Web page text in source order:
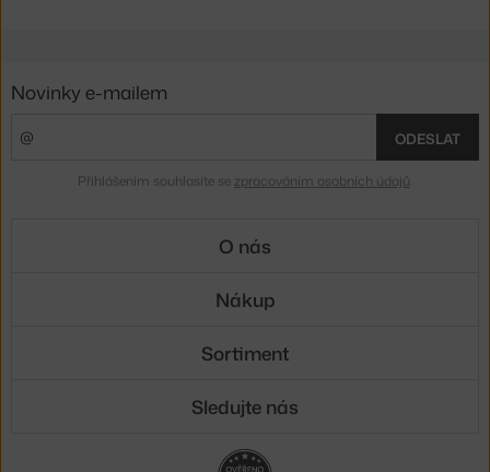
Novinky e-mailem
ODESLAT
Přihlášením souhlasíte se zpracováním osobních údajů
O nás
Nákup
Sortiment
Sledujte nás